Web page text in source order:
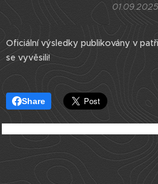
01.09.2025
Oficiální výsledky publikovány v
se vyvěsili!
Share